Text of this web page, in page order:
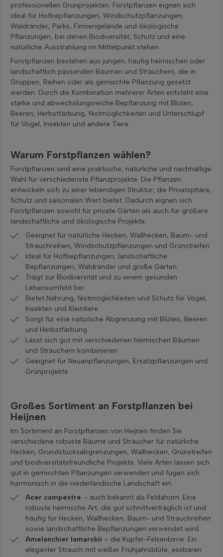
professionellen Grünprojekten. Forstpflanzen eignen sich
ideal für Hofbepflanzungen, Windschutzpflanzungen,
Waldränder, Parks, Firmengelände und ökologische
Pflanzungen, bei denen Biodiversität, Schutz und eine
natürliche Ausstrahlung im Mittelpunkt stehen.
Forstpflanzen bestehen aus jungen, häufig heimischen oder
landschaftlich passenden Bäumen und Sträuchern, die in
Gruppen, Reihen oder als gemischte Pflanzung gesetzt
werden. Durch die Kombination mehrerer Arten entsteht eine
starke und abwechslungsreiche Bepflanzung mit Blüten,
Beeren, Herbstfärbung, Nistmöglichkeiten und Unterschlupf
für Vögel, Insekten und andere Tiere.
Warum Forstpflanzen wählen?
Forstpflanzen sind eine praktische, natürliche und nachhaltige
Wahl für verschiedenste Pflanzprojekte. Die Pflanzen
entwickeln sich zu einer lebendigen Struktur, die Privatsphäre,
Schutz und saisonalen Wert bietet. Dadurch eignen sich
Forstpflanzen sowohl für private Gärten als auch für größere
landschaftliche und ökologische Projekte.
Geeignet für natürliche Hecken, Wallhecken, Baum- und
Strauchreihen, Windschutzpflanzungen und Grünstreifen
Ideal für Hofbepflanzungen, landschaftliche
Bepflanzungen, Waldränder und große Gärten
Trägt zur Biodiversität und zu einem gesunden
Lebensumfeld bei
Bietet Nahrung, Nistmöglichkeiten und Schutz für Vögel,
Insekten und Kleintiere
Sorgt für eine natürliche Abgrenzung mit Blüten, Beeren
und Herbstfärbung
Lässt sich gut mit verschiedenen heimischen Bäumen
und Sträuchern kombinieren
Geeignet für Neuanpflanzungen, Ersatzpflanzungen und
Grünprojekte
Großes Sortiment an Forstpflanzen bei
Heijnen
Im Sortiment an Forstpflanzen von Heijnen finden Sie
verschiedene robuste Bäume und Sträucher für natürliche
Hecken, Grundstücksabgrenzungen, Wallhecken, Grünstreifen
und biodiversitätsfreundliche Projekte. Viele Arten lassen sich
gut in gemischten Pflanzungen verwenden und fügen sich
harmonisch in die niederländische Landschaft ein.
Acer campestre – auch bekannt als Feldahorn. Eine
robuste heimische Art, die gut schnittverträglich ist und
häufig für Hecken, Wallhecken, Baum- und Strauchreihen
sowie landschaftliche Bepflanzungen verwendet wird.
Amelanchier lamarckii – die Kupfer-Felsenbirne. Ein
eleganter Strauch mit weißer Frühjahrsblüte, essbaren